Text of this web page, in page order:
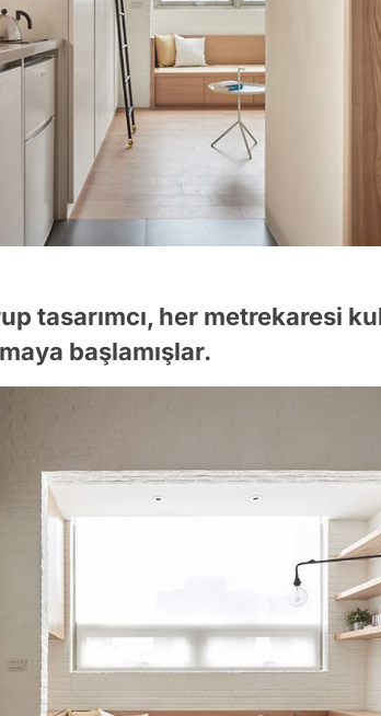
tasarımcı, her metrekaresi
başlamışlar.